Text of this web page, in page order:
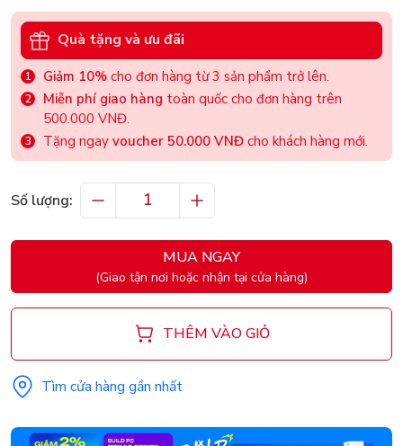
Quà tặng và ưu đãi
Giảm 10% cho đơn hàng từ 3 sản phẩm trở lên.
Miễn phí giao hàng toàn quốc cho đơn hàng trên
500.000 VNĐ.
Tặng ngay voucher 50.000 VNĐ cho khách hàng mới.
Số lượng:
MUA NGAY
(Giao tận nơi hoặc nhận tại cửa hàng)
THÊM VÀO GIỎ
Tìm cửa hàng gần nhất